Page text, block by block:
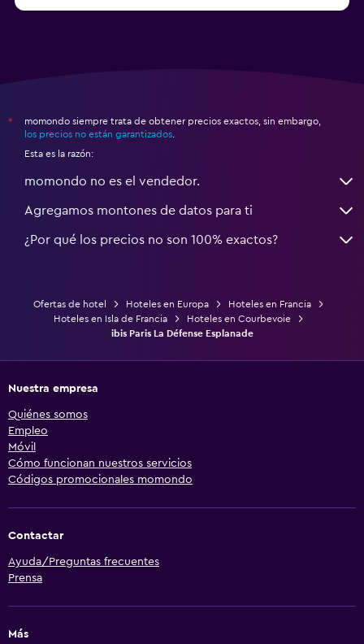
*
momondo siempre trata de obtener precios exactos, sin embargo,
los precios no están garantizados
Esta es la razón:
momondo no es el vendedor.
Agregamos montones de datos para ti
¿Por qué los precios no son 100% exactos?
Ofertas de hotel Hoteles en Europa
Hoteles en Francia
Hoteles en Isla de Francia
Hoteles en Courbevoie
ibis Paris La Défense Esplanade
Nuestra empresa
Quiénes somos
Empleo
Móvil
Cómo funcionan nuestros servicios
Códigos promocionales momondo
Contactar
Ayuda/Preguntas frecuentes
Prensa
Más